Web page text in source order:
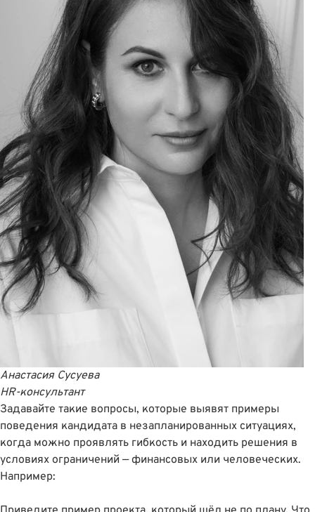
Анастасия Сусуева
HR-консультант
Задавайте такие вопросы, которые выявят примеры
поведения кандидата в незапланированных ситуациях,
когда можно проявлять гибкость и находить решения в
условиях ограничений — финансовых или человеческих.
Например: